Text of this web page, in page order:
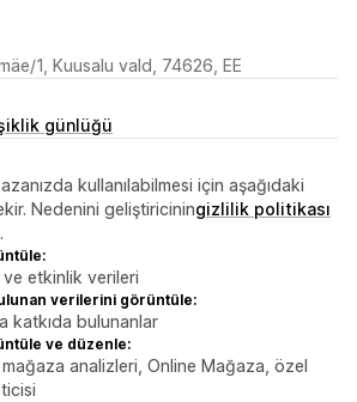
1, Kuusalu vald, 74626, EE
günlüğü
kullanılabilmesi için aşağıdaki
Nedenini geliştiriciningizlilik politikası
etkinlik verileri
verilerini görüntüle:
katkıda bulunanlar
ve düzenle:
analizleri, Online Mağaza, özel